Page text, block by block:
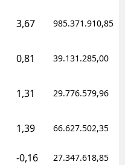
3,67 985.371.910,85
0,81 39.131.285,00
1,31 29.776.579,96
1,39 66.627.502,35
-0,16 27.347.618,85